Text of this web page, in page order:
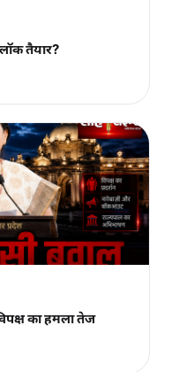
तैयार?
का हमला तेज